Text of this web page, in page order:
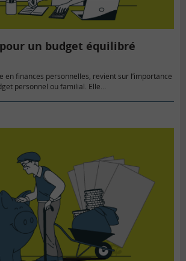
un budget équilibré
en finances personnelles, revient sur l’importance
personnel ou familial. Elle…